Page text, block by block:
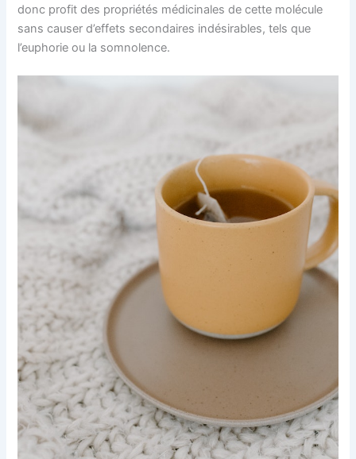
donc profit des propriétés médicinales de cette molécule
sans causer d’effets secondaires indésirables, tels que
l’euphorie ou la somnolence.